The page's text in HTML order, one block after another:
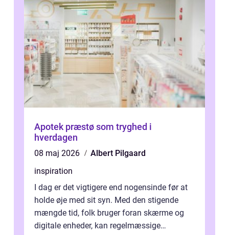
Apotek præstø som tryghed i
hverdagen
08 maj 2026
Albert Pilgaard
inspiration
I dag er det vigtigere end nogensinde før at
holde øje med sit syn. Med den stigende
mængde tid, folk bruger foran skærme og
digitale enheder, kan regelmæssige